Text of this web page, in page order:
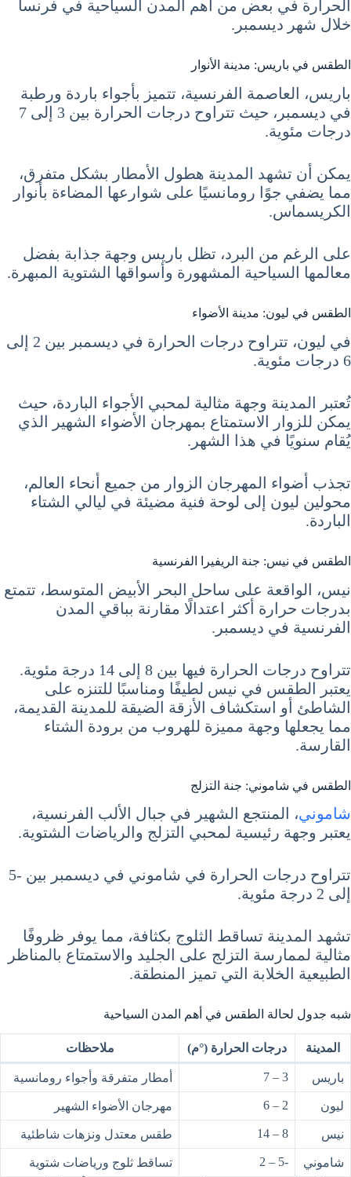
الحرارة في بعض من أهم المدن السياحية في فرنسا
خلال شهر ديسمبر.
الطقس في باريس: مدينة الأنوار
باريس، العاصمة الفرنسية، تتميز بأجواء باردة ورطبة
في ديسمبر، حيث تتراوح درجات الحرارة بين 3 إلى 7
درجات مئوية.
يمكن أن تشهد المدينة هطول الأمطار بشكل متفرق،
مما يضفي جوًا رومانسيًا على شوارعها المضاءة بأنوار
الكريسماس.
على الرغم من البرد، تظل باريس وجهة جذابة بفضل
معالمها السياحية المشهورة وأسواقها الشتوية المبهرة.
الطقس في ليون: مدينة الأضواء
في ليون، تتراوح درجات الحرارة في ديسمبر بين 2 إلى
6 درجات مئوية.
تُعتبر المدينة وجهة مثالية لمحبي الأجواء الباردة، حيث
يمكن للزوار الاستمتاع بمهرجان الأضواء الشهير الذي
يُقام سنويًا في هذا الشهر.
تجذب أضواء المهرجان الزوار من جميع أنحاء العالم،
محولين ليون إلى لوحة فنية مضيئة في ليالي الشتاء
الباردة.
الطقس في نيس: جنة الريفيرا الفرنسية
نيس، الواقعة على ساحل البحر الأبيض المتوسط، تتمتع
بدرجات حرارة أكثر اعتدالًا مقارنة بباقي المدن
الفرنسية في ديسمبر.
تتراوح درجات الحرارة فيها بين 8 إلى 14 درجة مئوية.
يعتبر الطقس في نيس لطيفًا ومناسبًا للتنزه على
الشاطئ أو استكشاف الأزقة الضيقة للمدينة القديمة،
مما يجعلها وجهة مميزة للهروب من برودة الشتاء
القارسة.
الطقس في شاموني: جنة التزلج
شاموني، المنتجع الشهير في جبال الألب الفرنسية،
يعتبر وجهة رئيسية لمحبي التزلج والرياضات الشتوية.
تتراوح درجات الحرارة في شاموني في ديسمبر بين -5
إلى 2 درجة مئوية.
تشهد المدينة تساقط الثلوج بكثافة، مما يوفر ظروفًا
مثالية لممارسة التزلج على الجليد والاستمتاع بالمناظر
الطبيعية الخلابة التي تميز المنطقة.
شبه جدول لحالة الطقس في أهم المدن السياحية
المدينة درجات الحرارة (°م) ملاحظات
باريس 3 – 7 أمطار متفرقة وأجواء رومانسية
ليون 2 – 6 مهرجان الأضواء الشهير
نيس 8 – 14 طقس معتدل ونزهات شاطئية
شاموني -5 – 2 تساقط ثلوج ورياضات شتوية